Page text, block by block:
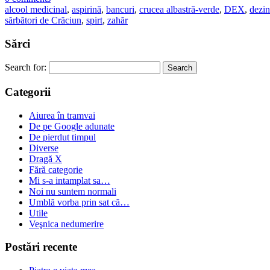
alcool medicinal, aspirină, bancuri, crucea albastră-verde, DEX,
sărbători de Crăciun, spirt, zahăr
Sărci
Search for:
Categorii
Aiurea în tramvai
De pe Google adunate
De pierdut timpul
Diverse
Dragă X
Fără categorie
Mi s-a intamplat sa…
Noi nu suntem normali
Umblă vorba prin sat că…
Utile
Veşnica nedumerire
Postări recente